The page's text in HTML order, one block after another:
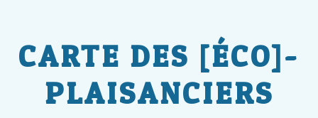
CARTE DES [ÉCO]-
PLAISANCIERS